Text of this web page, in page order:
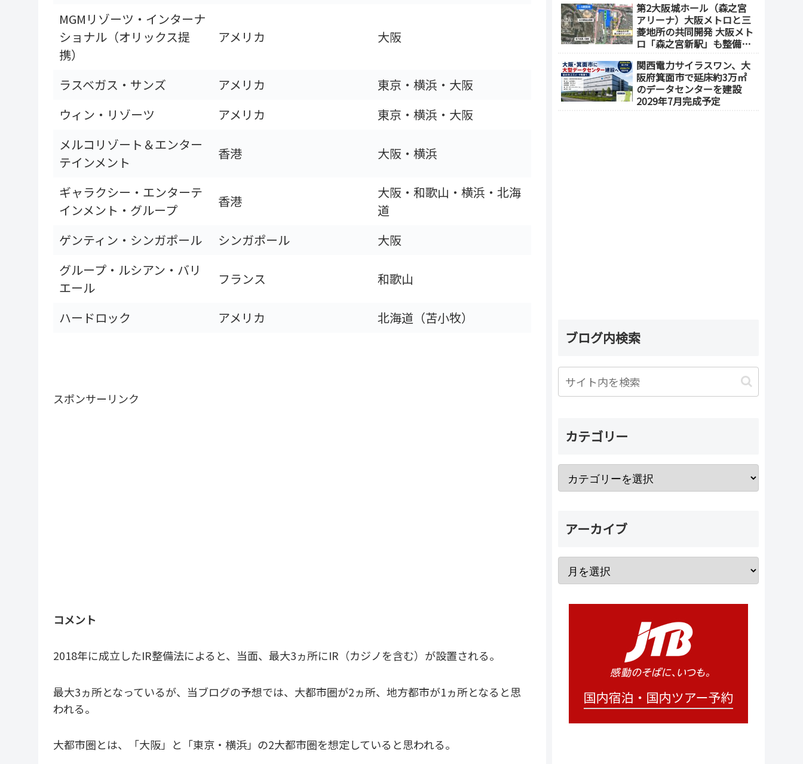
MGMリゾーツ・インターナ
ショナル（オリックス提
携）
アメリカ 大阪
ラスベガス・サンズ アメリカ
東京・横浜・大阪
ウィン・リゾーツ
アメリカ
東京・横浜・大阪
メルコリゾート＆エンター
テインメント
香港 大阪・横浜
ギャラクシー・エンターテ
インメント・グループ
香港
大阪・和歌山・横浜・北海
道
ゲンティン・シンガポール
シンガポール
大阪
グループ・ルシアン・バリ
エール
フランス 和歌山
ハードロック アメリカ 北海道（苫小牧）
スポンサーリンク
コメント
2018年に成立したIR整備法によると、当面、最大3ヵ所にIR（カジノを含む）が設置される。
最大3ヵ所となっているが、当ブログの予想では、大都市圏が2ヵ所、地方都市が1ヵ所となると思
われる。
大都市圏とは、「大阪」と「東京・横浜」の2大都市圏を想定していると思われる。
町外工場等跡地）
第2大阪城ホール（森之宮
アリーナ）大阪メトロと三
菱地所の共同開発 大阪メト
ロ「森之宮新駅」も整備へ
度以降の開業（大阪城東部
地区1.5期開発）
関西電力サイラスワン、大
阪府箕面市で延床約3万㎡
のデータセンターを建設
2029年7月完成予定
ブログ内検索
カテゴリー
アーカイブ